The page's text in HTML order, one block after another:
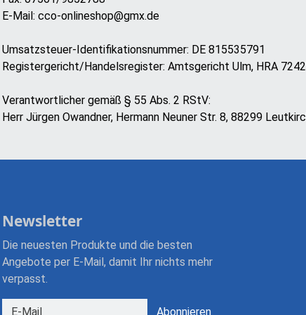
E-Mail: cco-onlineshop@gmx.de
Umsatzsteuer-Identifikationsnummer: DE 815535791
Registergericht/Handelsregister: Amtsgericht Ulm, HRA
Verantwortlicher gemäß § 55 Abs. 2 RStV:
Herr Jürgen Owandner, Hermann Neuner Str. 8, 88299
Newsletter
Die neuesten Produkte und die besten
Angebote per E-Mail, damit Ihr nichts mehr
verpasst.
Newsletter Abonnieren